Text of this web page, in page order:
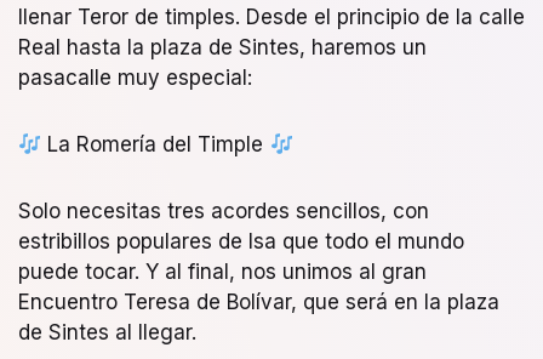
llenar Teror de timples. Desde el principio de la calle
Real hasta la plaza de Sintes, haremos un
pasacalle muy especial:
La Romería del Timple
Solo necesitas tres acordes sencillos, con
estribillos populares de Isa que todo el mundo
puede tocar. Y al final, nos unimos al gran
Encuentro Teresa de Bolívar, que será en la plaza
de Sintes al llegar.